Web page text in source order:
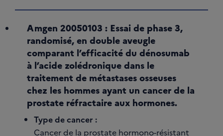
Amgen 20050103 : Essai de phase 3,
randomisé, en double aveugle
comparant l’efficacité du dénosumab
à l’acide zolédronique dans le
traitement de métastases osseuses
chez les hommes ayant un cancer de la
prostate réfractaire aux hormones.
Type de cancer :
Cancer de la prostate hormono-résistant